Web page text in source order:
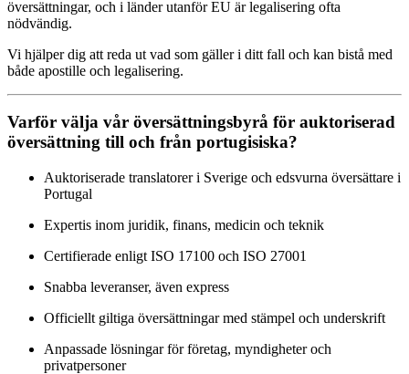
översättningar, och i länder utanför EU är legalisering ofta
nödvändig.
Vi hjälper dig att reda ut vad som gäller i ditt fall och kan bistå med
både apostille och legalisering.
Varför välja vår översättningsbyrå för auktoriserad
översättning till och från portugisiska?
Auktoriserade translatorer i Sverige och edsvurna översättare i
Portugal
Expertis inom juridik, finans, medicin och teknik
Certifierade enligt ISO 17100 och ISO 27001
Snabba leveranser, även express
Officiellt giltiga översättningar med stämpel och underskrift
Anpassade lösningar för företag, myndigheter och
privatpersoner